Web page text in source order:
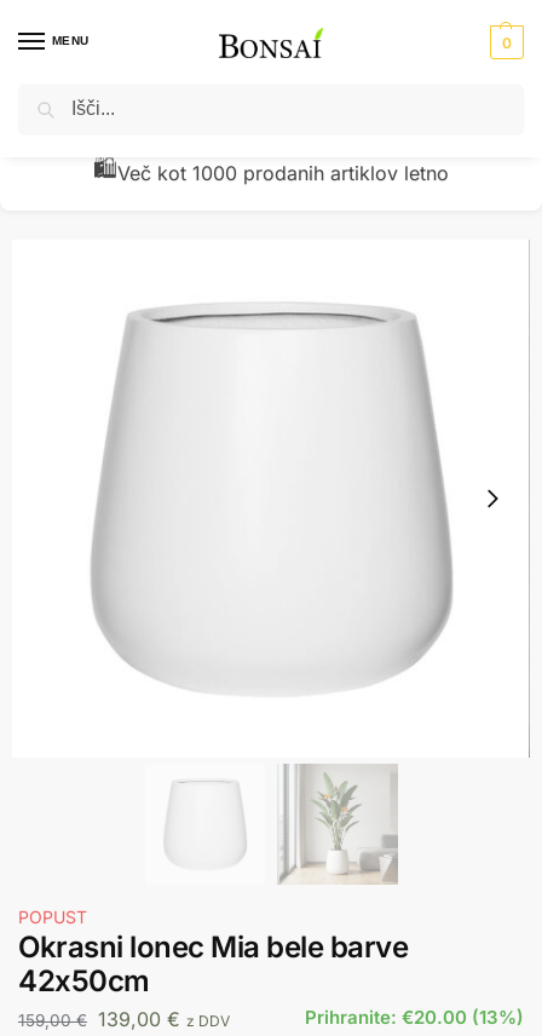
MENU 0
Domov / Okrasni lonci - cvetlična korita
🧾Preverjena kakovost z vračili pod 1 %
POPUST
Okrasni lonec Mia bele barve
42x50cm
159,00€ 139,00 € z DDV Prihranite: €20.00 (13%)